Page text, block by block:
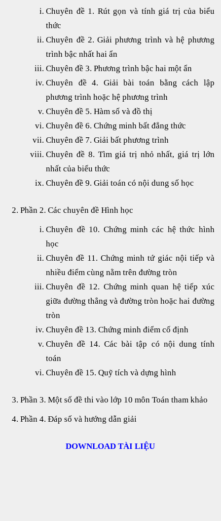
Chuyên đề 1. Rút gọn và tính giá trị của biểu
thức
Chuyên đề 2. Giải phương trình và hệ phương
trình bậc nhất hai ẩn
Chuyên đề 3. Phương trình bậc hai một ẩn
Chuyên đề 4. Giải bài toán bằng cách lập
phương trình hoặc hệ phương trình
Chuyên đề 5. Hàm số và đồ thị
Chuyên đề 6. Chứng minh bất đẳng thức
Chuyên đề 7. Giải bất phương trình
Chuyên đề 8. Tìm giá trị nhỏ nhất, giá trị lớn
nhất của biểu thức
Chuyên đề 9. Giải toán có nội dung số học
Phần 2. Các chuyên đề Hình học
Chuyên đề 10. Chứng minh các hệ thức hình
học
Chuyên đề 11. Chứng minh tứ giác nội tiếp và
nhiều điểm cùng nằm trên đường tròn
Chuyên đề 12. Chứng minh quan hệ tiếp xúc
giữa đường thẳng và đường tròn hoặc hai đường
tròn
Chuyên đề 13. Chứng minh điểm cố định
Chuyên đề 14. Các bài tập có nội dung tính
toán
Chuyên đề 15. Quỹ tích và dựng hình
Phần 3. Một số đề thi vào lớp 10 môn Toán tham khảo
Phần 4. Đáp số và hướng dẫn giải
DOWNLOAD TÀI LIỆU